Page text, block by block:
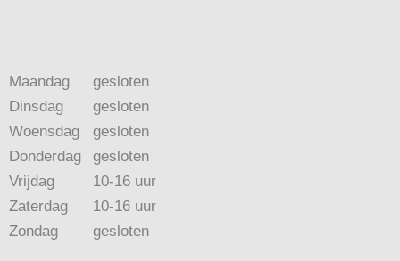
Maandag
Dinsdag
Woensdag
Donderdag
Vrijdag
Zaterdag
Zondag
gesloten
gesloten
gesloten
gesloten
10-16 uur
10-16 uur
gesloten